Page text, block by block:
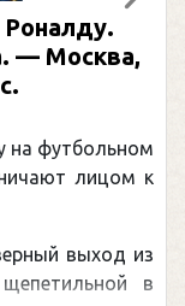
— Москва,
на футбольном
лицом к
выход из
в